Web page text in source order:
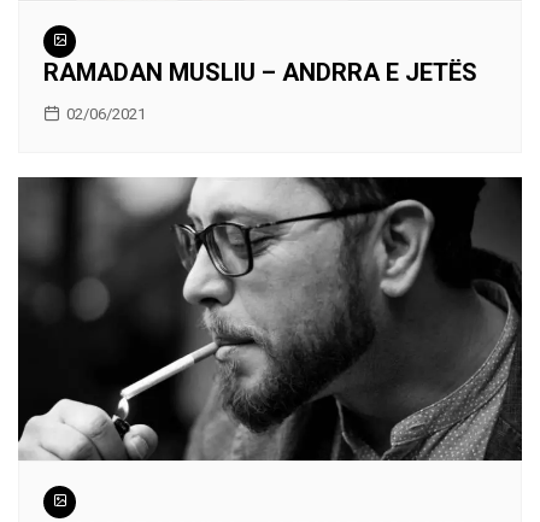
RAMADAN MUSLIU – ANDRRA E JETËS
02/06/2021